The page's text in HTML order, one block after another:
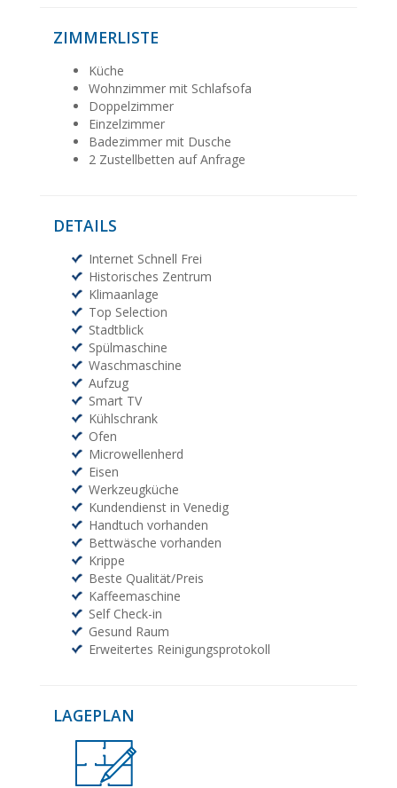
ZIMMERLISTE
Küche
Wohnzimmer mit Schlafsofa
Doppelzimmer
Einzelzimmer
Badezimmer mit Dusche
2 Zustellbetten auf Anfrage
DETAILS
Internet Schnell Frei
Historisches Zentrum
Klimaanlage
Top Selection
Stadtblick
Spülmaschine
Waschmaschine
Aufzug
Smart TV
Kühlschrank
Ofen
Microwellenherd
Eisen
Werkzeugküche
Kundendienst in Venedig
Handtuch vorhanden
Bettwäsche vorhanden
Krippe
Beste Qualität/Preis
Kaffeemaschine
Self Check-in
Gesund Raum
Erweitertes Reinigungsprotokoll
LAGEPLAN